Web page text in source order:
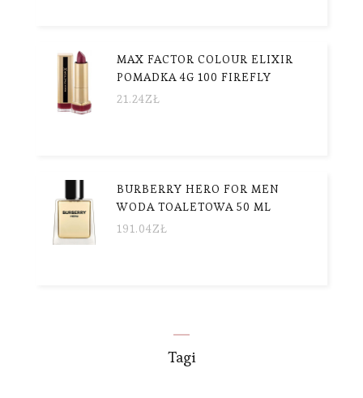
MAX FACTOR COLOUR ELIXIR
POMADKA 4G 100 FIREFLY
21.24ZŁ
BURBERRY HERO FOR MEN
WODA TOALETOWA 50 ML
191.04ZŁ
Tagi